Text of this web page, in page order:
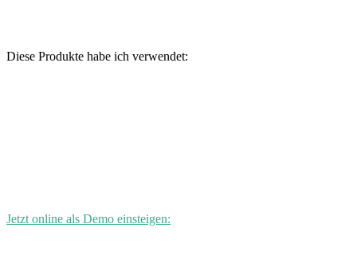
Diese Produkte habe ich verwendet:
Jetzt online als Demo einsteigen: